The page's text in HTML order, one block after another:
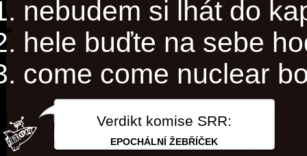
nebudem si lhát do
hele buďte na sebe
come come nuclear
Verdikt komise SRR:
EPOCHÁLNÍ ŽEBŘÍČEK